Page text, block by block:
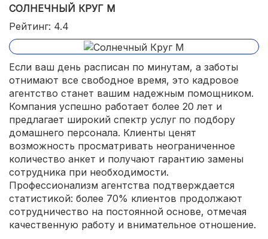
СОЛНЕЧНЫЙ КРУГ М
Рейтинг: 4.4
Если ваш день расписан по минутам, а заботы
отнимают все свободное время, это кадровое
агентство станет вашим надежным помощником.
Компания успешно работает более 20 лет и
предлагает широкий спектр услуг по подбору
домашнего персонала. Клиенты ценят
возможность просматривать неограниченное
количество анкет и получают гарантию замены
сотрудника при необходимости.
Профессионализм агентства подтверждается
статистикой: более 70% клиентов продолжают
сотрудничество на постоянной основе, отмечая
качественную работу и внимательное отношение.